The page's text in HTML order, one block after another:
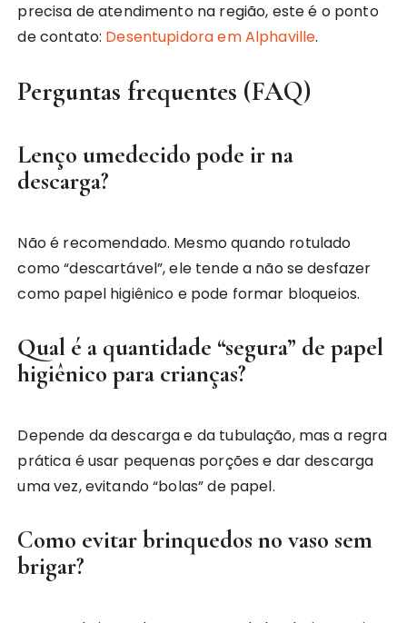
precisa de atendimento na região, este é o ponto
de contato: Desentupidora em Alphaville.
Perguntas frequentes (FAQ)
Lenço umedecido pode ir na
descarga?
Não é recomendado. Mesmo quando rotulado
como “descartável”, ele tende a não se desfazer
como papel higiênico e pode formar bloqueios.
Qual é a quantidade “segura” de papel
higiênico para crianças?
Depende da descarga e da tubulação, mas a regra
prática é usar pequenas porções e dar descarga
uma vez, evitando “bolas” de papel.
Como evitar brinquedos no vaso sem
brigar?